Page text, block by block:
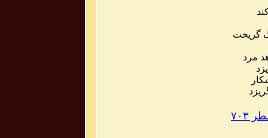
گریخت
مرد